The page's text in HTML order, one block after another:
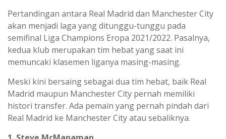
Pertandingan antara Real Madrid dan Manchester City
akan menjadi laga yang ditunggu-tunggu pada
semifinal Liga Champions Eropa 2021/2022. Pasalnya,
kedua klub merupakan tim hebat yang saat ini
memuncaki klasemen liganya masing-masing.
Meski kini bersaing sebagai dua tim hebat, baik Real
Madrid maupun Manchester City pernah memiliki
histori transfer. Ada pemain yang pernah pindah dari
Real Madrid ke Manchester City atau sebaliknya.